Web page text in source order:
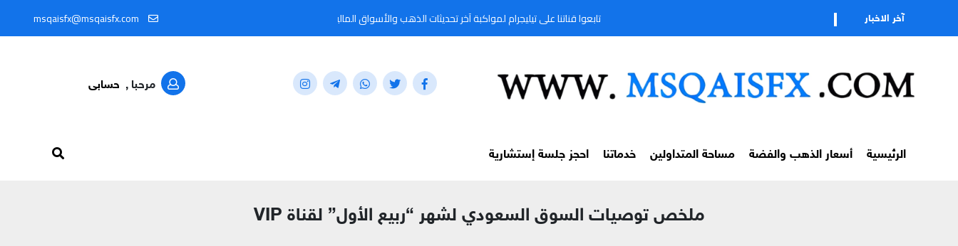
آخر الاخبار تابعوا قناتنا على تيليجرام لمواكبة آخر تحديثات الذهب والأسواق المالية لحظة بلحظة من خلال المعرّف: @MSQAISFX91 msqaisfx@msqaisfx.com
مرحبا , حسابى
الرئيسية أسعار الذهب والفضة مساحة المتداولين خدماتنا احجز جلسة إستشارية
ملخص توصيات السوق السعودي لشهر “ربيع الأول” لقناة VIP